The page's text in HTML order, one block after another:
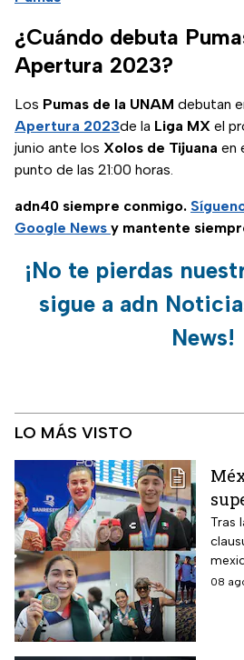
¿Cuándo debuta
Apertura 2023?
Los Pumas de la UNAM debutan
Apertura 2023de la Liga MX el
junio ante los Xolos de Tijuana en
punto de las 21:00 horas.
adn40 siempre conmigo.
Google News y mantente
¡No te pierdas
sigue a adn
News!
LO MÁS VISTO
Tras
alto
08